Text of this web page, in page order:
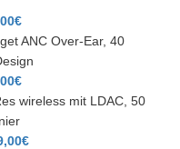
ANC Over-Ear, 40
wireless mit LDAC, 50